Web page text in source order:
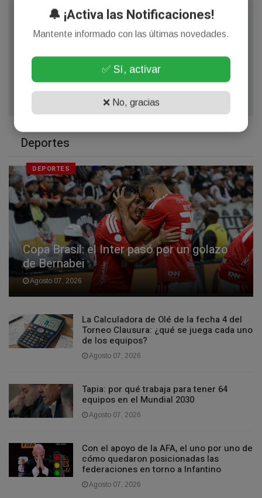
Deportes
DEPORTES
Copa Brasil: el Inter pasó por un golazo
de Bernabei
Agosto 07, 2026
La Calculadora de Olé de la fecha 4 del
Torneo Clausura: ¿qué se juega cada uno
de los equipos?
Agosto 07, 2026
Tapia: por qué trabaja para tener 64
equipos en el Mundial 2030
Agosto 07, 2026
Con el apoyo de la AFA, el uno por uno de
cómo quedaron posicionadas las
federaciones en torno a Infantino
Agosto 07, 2026
🔔 ¡Activa las Notificaciones!
Mantente informado con las últimas novedades.
✅ Sí, activar
❌ No, gracias